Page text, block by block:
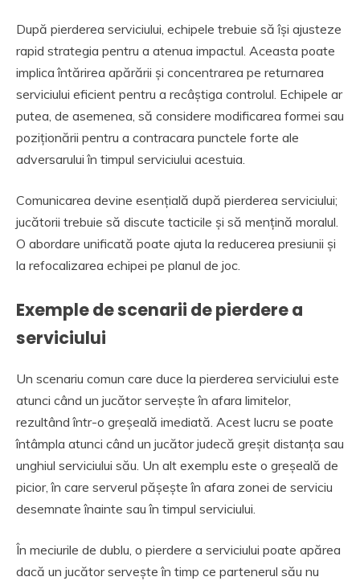
După pierderea serviciului, echipele trebuie să își ajusteze
rapid strategia pentru a atenua impactul. Aceasta poate
implica întărirea apărării și concentrarea pe returnarea
serviciului eficient pentru a recâștiga controlul. Echipele ar
putea, de asemenea, să considere modificarea formei sau
poziționării pentru a contracara punctele forte ale
adversarului în timpul serviciului acestuia.
Comunicarea devine esențială după pierderea serviciului;
jucătorii trebuie să discute tacticile și să mențină moralul.
O abordare unificată poate ajuta la reducerea presiunii și
la refocalizarea echipei pe planul de joc.
Exemple de scenarii de pierdere a
serviciului
Un scenariu comun care duce la pierderea serviciului este
atunci când un jucător servește în afara limitelor,
rezultând într-o greșeală imediată. Acest lucru se poate
întâmpla atunci când un jucător judecă greșit distanța sau
unghiul serviciului său. Un alt exemplu este o greșeală de
picior, în care serverul pășește în afara zonei de serviciu
desemnate înainte sau în timpul serviciului.
În meciurile de dublu, o pierdere a serviciului poate apărea
dacă un jucător servește în timp ce partenerul său nu